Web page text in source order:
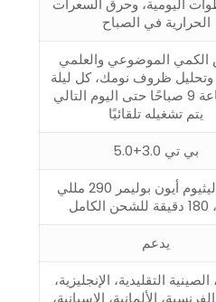
اليومية، وحرق السعرات
الحرارية في الصباح
الكمي الموضوعي والعلمي
ظروف نومك، كل ليلة
من الساعة 9 صباحًا حتى اليوم التالي
يتم تشغيله تلقائيًا
بي تي 3.0+5.0
بطارية ليثيوم أيون بوليمر 290 مللي
يدعم
الصينية التقليدية، الإنجليزية،
الألمانية، الإسبانية،